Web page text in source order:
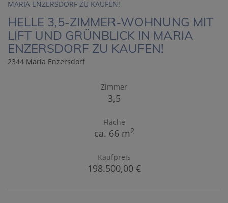
HELLE 3,5-ZIMMER-WOHNUNG MIT
LIFT UND GRÜNBLICK IN MARIA
ENZERSDORF ZU KAUFEN!
2344 Maria Enzersdorf
Zimmer
3,5
Fläche
ca. 66 m2
Kaufpreis
198.500,00 €